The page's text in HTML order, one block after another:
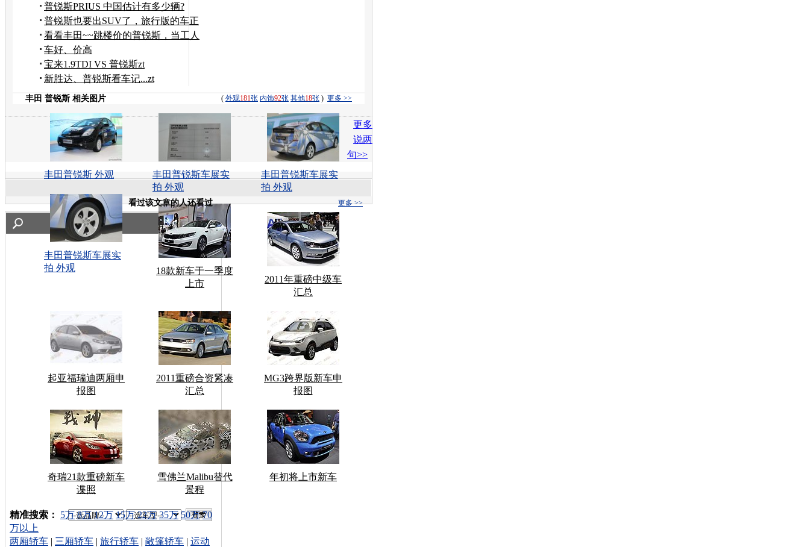
普锐斯PRIUS 中国估计有多少辆?
普锐斯也要出SUV了，旅行版的车正
在研发
看看丰田~~跳楼价的普锐斯，当工人
的大学生
车好、价高
宝来1.9TDI VS 普锐斯zt
新胜达、普锐斯看车记...zt
( 外观181张 内饰92张 其他18张 ) 更多 >>
丰田 普锐斯 相关图片
丰田普锐斯 外观
丰田普锐斯车展实
拍 外观
丰田普锐斯车展实
拍 外观
丰田普锐斯车展实
拍 外观
更多
说两
句>>
更多 >>
看过该文章的人还看过
18款新车于一季度
上市
2011年重磅中级车
汇总
起亚福瑞迪两厢申
报图
2011重磅合资紧凑
汇总
MG3跨界版新车申
报图
奇瑞21款重磅新车
谍照
雪佛兰Malibu替代
景程
年初将上市新车
车型搜索：
精准搜索： 5万 8万 12万 15万 22万 35万 50万 70
万以上
两厢轿车 | 三厢轿车 | 旅行轿车 | 敞篷轿车 | 运动